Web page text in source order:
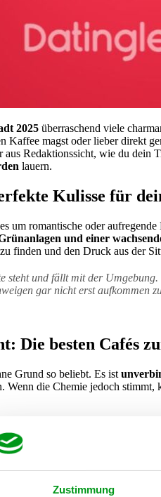
Zustimmung
2025 überraschend viele
Kaffee magst oder lieber direkt
aus Redaktionssicht, wie du
lauern.
Kulisse für
um romantische oder
und einer
zu finden und den Druck aus der
steht und fällt mit der
gar nicht erst aufkommen
Die besten Cafés
Grund so beliebt. Es ist
Wenn die Chemie jedoch
genießen
Lokal an das nächste. Wähle am
euch in Ruhe unterhalten könnt.